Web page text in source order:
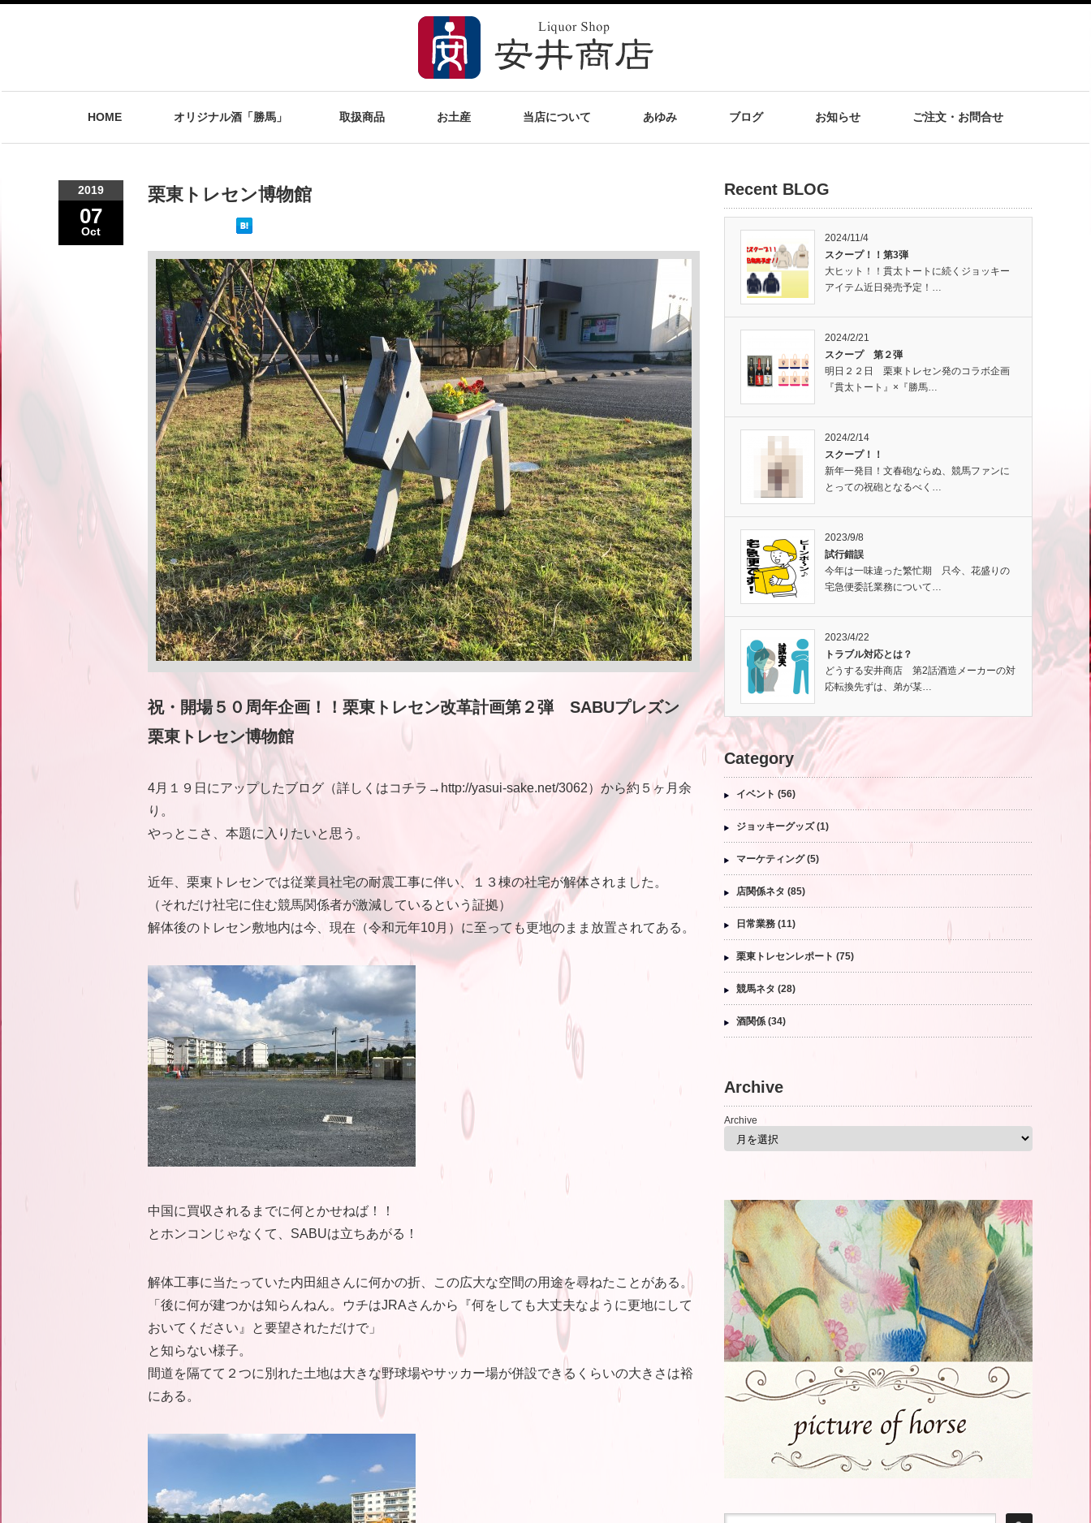
HOME オリジナル酒「勝馬」 取扱商品 お土産 当店について あゆみ ブログ お知らせ ご注文・お問合せ
2019
07
Oct
栗東トレセン博物館
祝・開場５０周年企画！！栗東トレセン改革計画第２弾 SABUプレズン
栗東トレセン博物館
4月１９日にアップしたブログ（詳しくはコチラ→http://yasui-sake.net/3062）から約５ヶ月余
り。
やっとこさ、本題に入りたいと思う。
近年、栗東トレセンでは従業員社宅の耐震工事に伴い、１３棟の社宅が解体されました。
（それだけ社宅に住む競馬関係者が激減しているという証拠）
解体後のトレセン敷地内は今、現在（令和元年10月）に至っても更地のまま放置されてある。
中国に買収されるまでに何とかせねば！！
とホンコンじゃなくて、SABUは立ちあがる！
解体工事に当たっていた内田組さんに何かの折、この広大な空間の用途を尋ねたことがある。
「後に何が建つかは知らんねん。ウチはJRAさんから『何をしても大丈夫なように更地にして
おいてください』と要望されただけで」
と知らない様子。
間道を隔てて２つに別れた土地は大きな野球場やサッカー場が併設できるくらいの大きさは裕
にある。
Recent BLOG
2024/11/4
スクープ！！第3弾
大ヒット！！貫太トートに続くジョッキー
アイテム近日発売予定！…
2024/2/21
スクープ 第２弾
明日２２日 栗東トレセン発のコラボ企画
『貫太トート』×『勝馬…
2024/2/14
スクープ！！
新年一発目！文春砲ならぬ、競馬ファンに
とっての祝砲となるべく…
2023/9/8
試行錯誤
今年は一味違った繁忙期 只今、花盛りの
宅急便委託業務について…
2023/4/22
トラブル対応とは？
どうする安井商店 第2話酒造メーカーの対
応転換先ずは、弟が某…
Category
イベント (56)
ジョッキーグッズ(1)
マーケティング(5)
店関係ネタ (85)
日常業務 (11)
栗東トレセンレポート (75)
競馬ネタ (28)
酒関係 (34)
Archive
Archive